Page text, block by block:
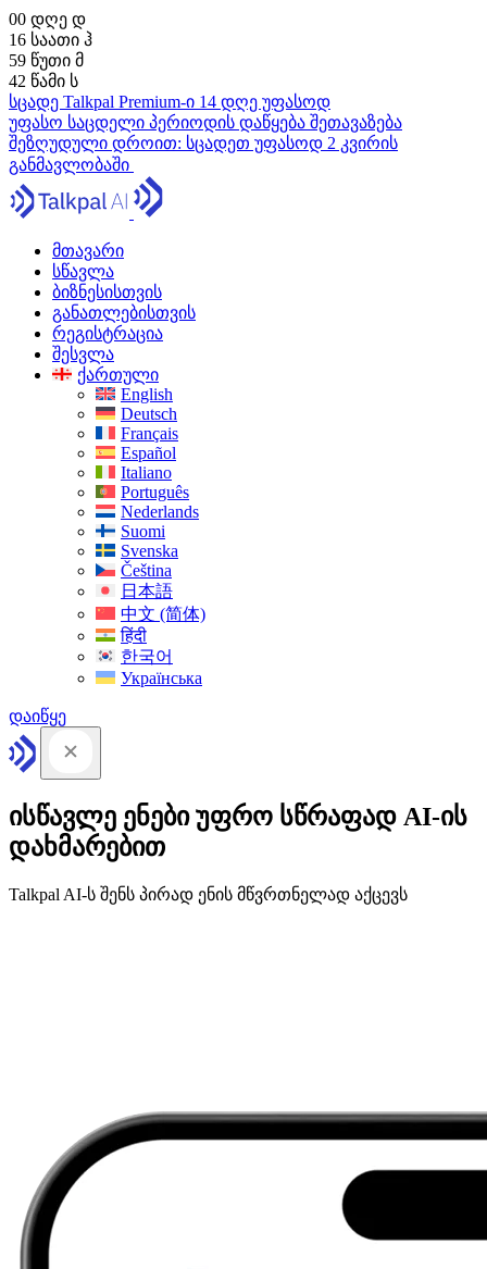
00 დღე დ
16 საათი ჰ
59 წუთი მ
41 წამი ს
სცადე Talkpal Premium-ი 14 დღე უფასოდ
უფასო საცდელი პერიოდის დაწყება შეთავაზება
შეზღუდული დროით: სცადეთ უფასოდ 2 კვირის
განმავლობაში
მთავარი
სწავლა
ბიზნესისთვის
განათლებისთვის
რეგისტრაცია
შესვლა
ქართული
English
Deutsch
Français
Español
Italiano
Português
Nederlands
Suomi
Svenska
Čeština
日本語
中文 (简体)
हिंदी
한국어
Українська
დაიწყე
ისწავლე ენები უფრო სწრაფად AI-ის
დახმარებით
Talkpal AI-ს შენს პირად ენის მწვრთნელად აქცევს